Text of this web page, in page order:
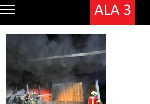
Mobile Menu Toggle